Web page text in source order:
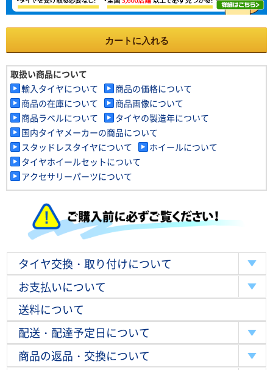
カートに入れる
取扱い商品について
輸入タイヤについて
商品の価格について
商品の在庫について
商品画像について
商品ラベルについて
タイヤの製造年について
国内タイヤメーカーの商品について
スタッドレスタイヤについて
ホイールについて
タイヤホイールセットについて
アクセサリーパーツについて
タイヤ交換・取り付けについて
お支払いについて
送料について
配送・配達予定日について
商品の返品・交換について